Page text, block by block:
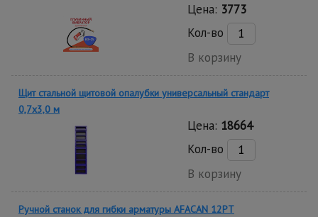
Цена: 3773
Кол-во
В корзину
Щит стальной щитовой опалубки универсальный стандарт
0,7x3,0 м
Цена: 18664
Кол-во
В корзину
Ручной станок для гибки арматуры AFACAN 12PT